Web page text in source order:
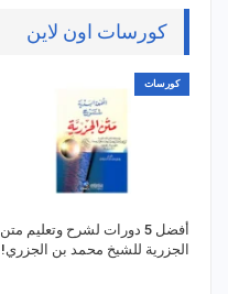
كورسات اون لاين
كورسات
أفضل 5 دورات لشرح وتعليم متن
الجزرية للشيخ محمد بن الجزري!